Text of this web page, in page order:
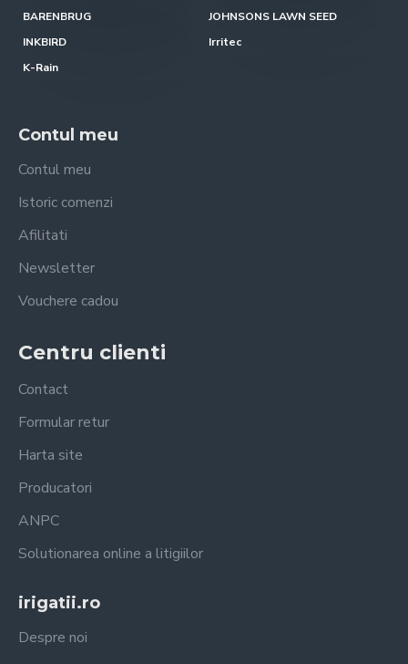
BARENBRUG
JOHNSONS LAWN SEED
INKBIRD
Irritec
K-Rain
Contul meu
Contul meu
Istoric comenzi
Afilitati
Newsletter
Vouchere cadou
Centru clienti
Contact
Formular retur
Harta site
Producatori
ANPC
Solutionarea online a litigiilor
irigatii.ro
Despre noi